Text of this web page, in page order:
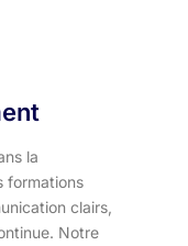
la
formations
clairs,
Notre